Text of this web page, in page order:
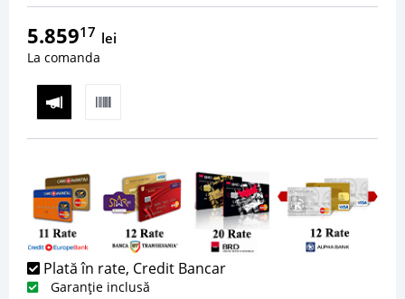
5.85917 lei
La comanda
Plată în rate, Credit Bancar
Garanție inclusă